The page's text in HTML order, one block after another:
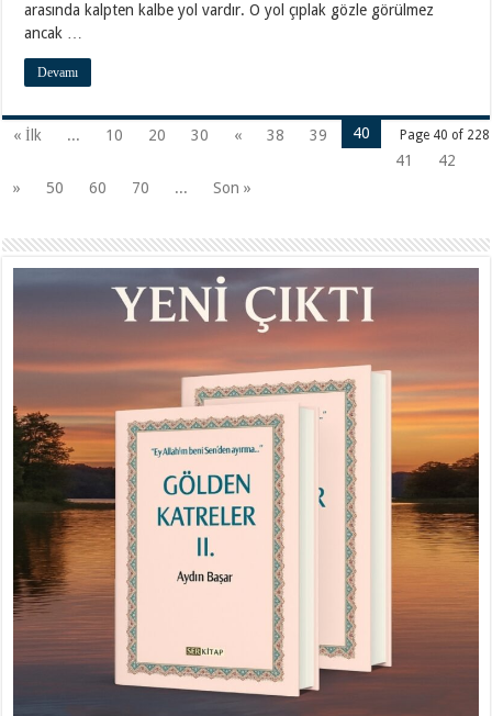
arasında kalpten kalbe yol vardır. O yol çıplak gözle görülmez
ancak …
Devamı
Page 40 of 228
« İlk ... 10 20 30 « 38 39
40
41
42
»
50 60 70 ... Son »